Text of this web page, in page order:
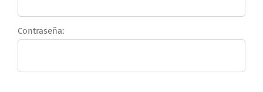
Contraseña: